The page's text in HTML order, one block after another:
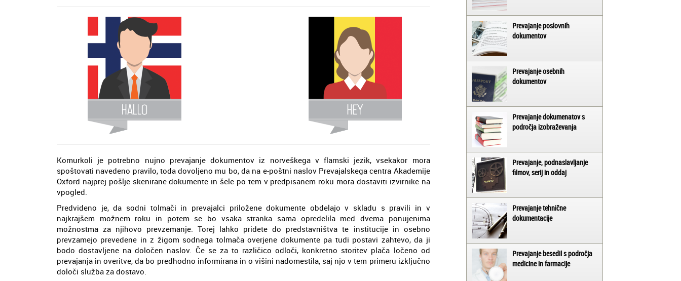
Komurkoli je potrebno nujno prevajanje dokumentov iz norveškega v flamski jezik, vsekakor mora
spoštovati navedeno pravilo, toda dovoljeno mu bo, da na e-poštni naslov Prevajalskega centra Akademije
Oxford najprej pošlje skenirane dokumente in šele po tem v predpisanem roku mora dostaviti izvirnike na
vpogled.
Predvideno je, da sodni tolmači in prevajalci priložene dokumente obdelajo v skladu s pravili in v
najkrajšem možnem roku in potem se bo vsaka stranka sama opredelila med dvema ponujenima
možnostma za njihovo prevzemanje. Torej lahko pridete do predstavništva te institucije in osebno
prevzamejo prevedene in z žigom sodnega tolmača overjene dokumente pa tudi postavi zahtevo, da ji
bodo dostavljene na določen naslov. Če se za to različico odloči, konkretno storitev plača ločeno od
prevajanja in overitve, da bo predhodno informirana in o višini nadomestila, saj njo v tem primeru izključno
določi služba za dostavo.
Prevajanje poslovnih
dokumentov
Prevajanje osebnih
dokumentov
Prevajanje dokumenatov s
področja izobraževanja
Prevajanje, podnaslavljanje
filmov, serij in oddaj
Prevajanje tehnične
dokumentacije
Prevajanje besedil s področja
medicine in farmacije